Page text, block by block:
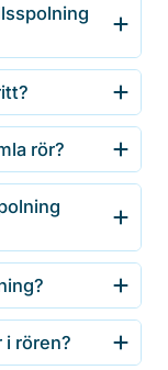
rör?
i rören?